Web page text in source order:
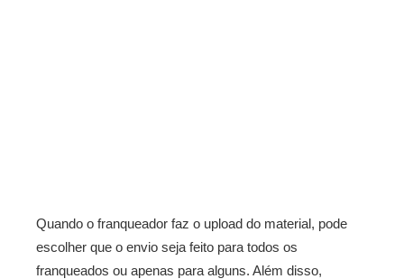
Quando o franqueador faz o upload do material, pode
escolher que o envio seja feito para todos os
franqueados ou apenas para alguns. Além disso,